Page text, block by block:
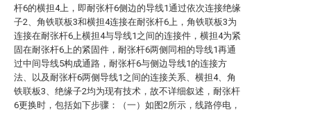
杆6的横担4上，即耐张杆6侧边的导线1通过依次连接绝缘
子2、角铁联板3和横担4连接在耐张杆6上，角铁联板3为
连接在耐张杆6上横担4与导线1之间的连接件，横担4为紧
固在耐张杆6上的紧固件，耐张杆6两侧同相的导线1再通
过中间导线5构成通路，耐张杆6与侧边导线1的连接方
法、以及耐张杆6两侧导线1之间的连接关系、横担4、角
铁联板3、绝缘子2均为现有技术，故不详细叙述，耐张杆
6更换时，包括如下步骤：（一）如图2所示，线路停电，